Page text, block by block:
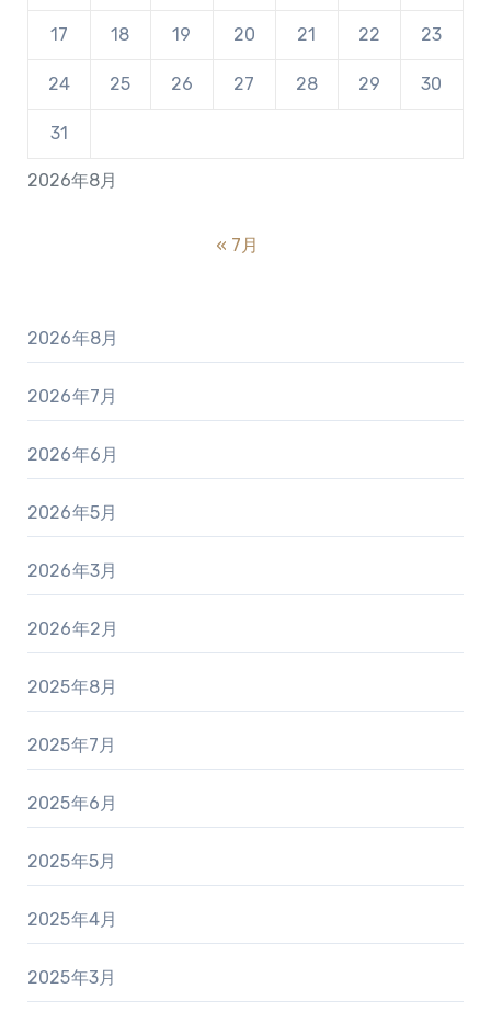
2026年8月
17 18 19 20 21 22 23
24 25 26 27 28 29 30
31
« 7月
2026年8月
2026年7月
2026年6月
2026年5月
2026年3月
2026年2月
2025年8月
2025年7月
2025年6月
2025年5月
2025年4月
2025年3月